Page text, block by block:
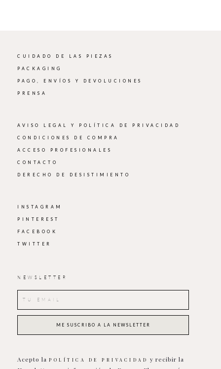
CUIDADO DE LAS PIEZAS
PACKAGING
PAGO, ENVÍOS Y DEVOLUCIONES
PRENSA
AVISO LEGAL Y POLÍTICA DE PRIVACIDAD
CONDICIONES DE COMPRA
ACCESO PROFESIONALES
CONTACTO
DERECHO DE DESISTIMIENTO
INSTAGRAM
PINTEREST
FACEBOOK
TWITTER
NEWSLETTER
Acepto la POLÍTICA DE PRIVACIDAD
y recibir la